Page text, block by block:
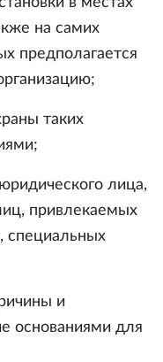
на самих
предполагается
таких
лица,
привлекаемых
специальных
и
основаниями для